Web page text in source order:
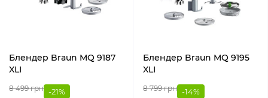
Блендер Braun MQ 9187
XLI
8 499 грн -21%
Блендер Braun MQ 9195
XLI
8 799 грн -14%